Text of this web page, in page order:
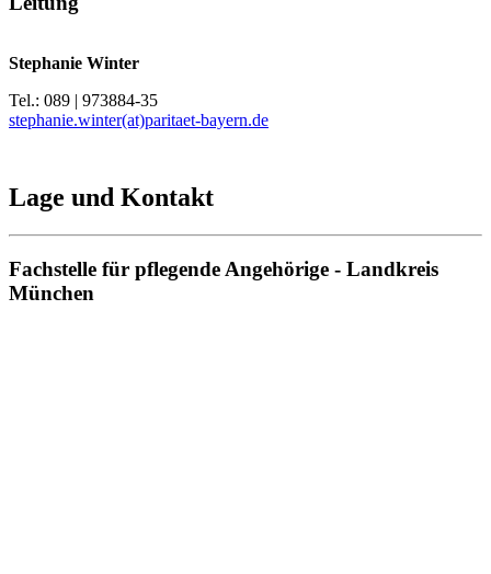
Stephanie Winter
Tel.: 089 | 973884-35
stephanie.winter(at)paritaet-bayern.de
Lage und Kontakt
Fachstelle für pflegende Angehörige - Landkreis
München